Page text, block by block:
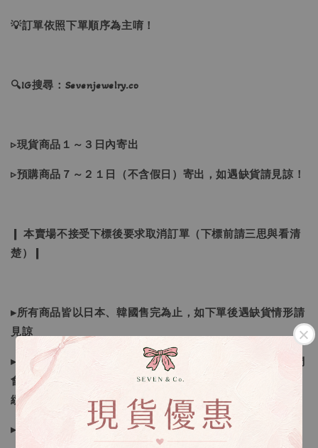
💡訂單依照下單順序為主唷！
🔍IG搜尋：Sevenjewelry.co
▹現貨商品１～３日內寄出
▹預購商品７～２１日（不含假日）寄出，如遇缺貨請見諒！
❙ 本賣場不接受下標後要求取消訂單（下標前請三思與看清
楚）❙
▸所有商品皆以日本、韓國售完為止，如下單後遇缺貨情形請
見諒
▸因日本商品貨況和價格是浮動的，若遇到缺貨或者調價我們
會視情況等待下單，若您想要知道即時貨況還請主動聯繫後
續喔
▸如遇缺斷貨情形會再另行告知，請注意訊息及信箱收件